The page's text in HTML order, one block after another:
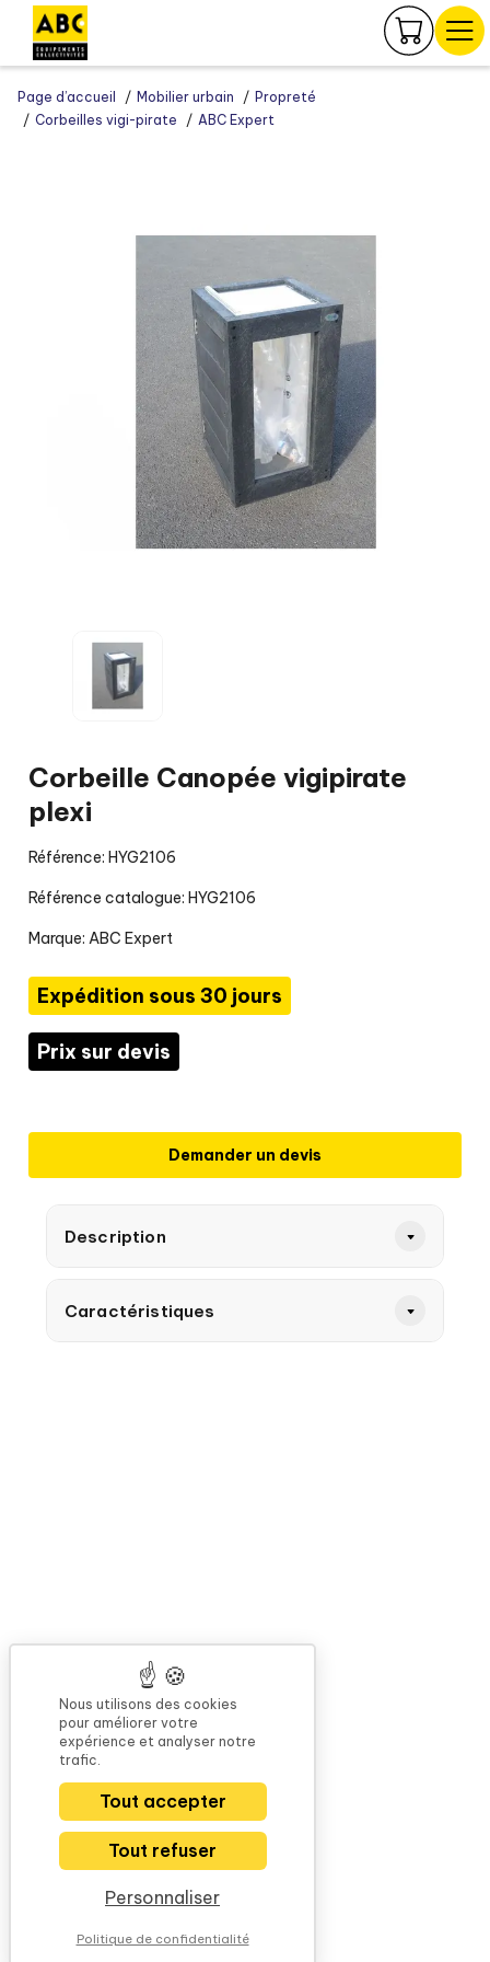
Page d’accueil Mobilier urbain
Propreté
Corbeilles vigi-pirate
ABC Expert
Corbeille Canopée vigipirate
plexi
Référence: HYG2106
Référence catalogue: HYG2106
Marque: ABC Expert
Expédition sous 30 jours
Prix sur devis
Demander un devis
Description
Caractéristiques
Panneau de gestion des cookies
Nous utilisons des cookies
pour améliorer votre
expérience et analyser notre
trafic.
Tout accepter
Tout refuser
Personnaliser
Politique de confidentialité